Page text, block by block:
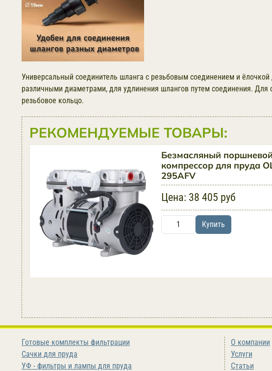
Универсальный соединитель шланга с резьбовым соединением и
различными диаметрами, для удлинения шлангов путем соединения.
резьбовое кольцо.
РЕКОМЕНДУЕМЫЕ ТОВАРЫ:
Безмасляный поршневой
компрессор для пруда
295AFV
Цена: 38 405 руб
Купить
Готовые комплекты фильтрации
Сачки для пруда
УФ - фильтры и лампы для пруда
О компании
Услуги
Статьи